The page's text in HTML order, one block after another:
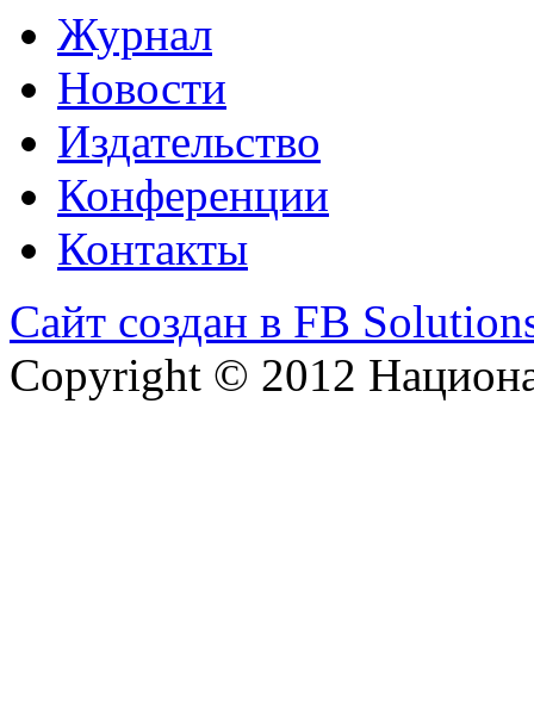
Журнал
Новости
Издательство
Конференции
Контакты
Сайт создан в FB
Copyright © 2012